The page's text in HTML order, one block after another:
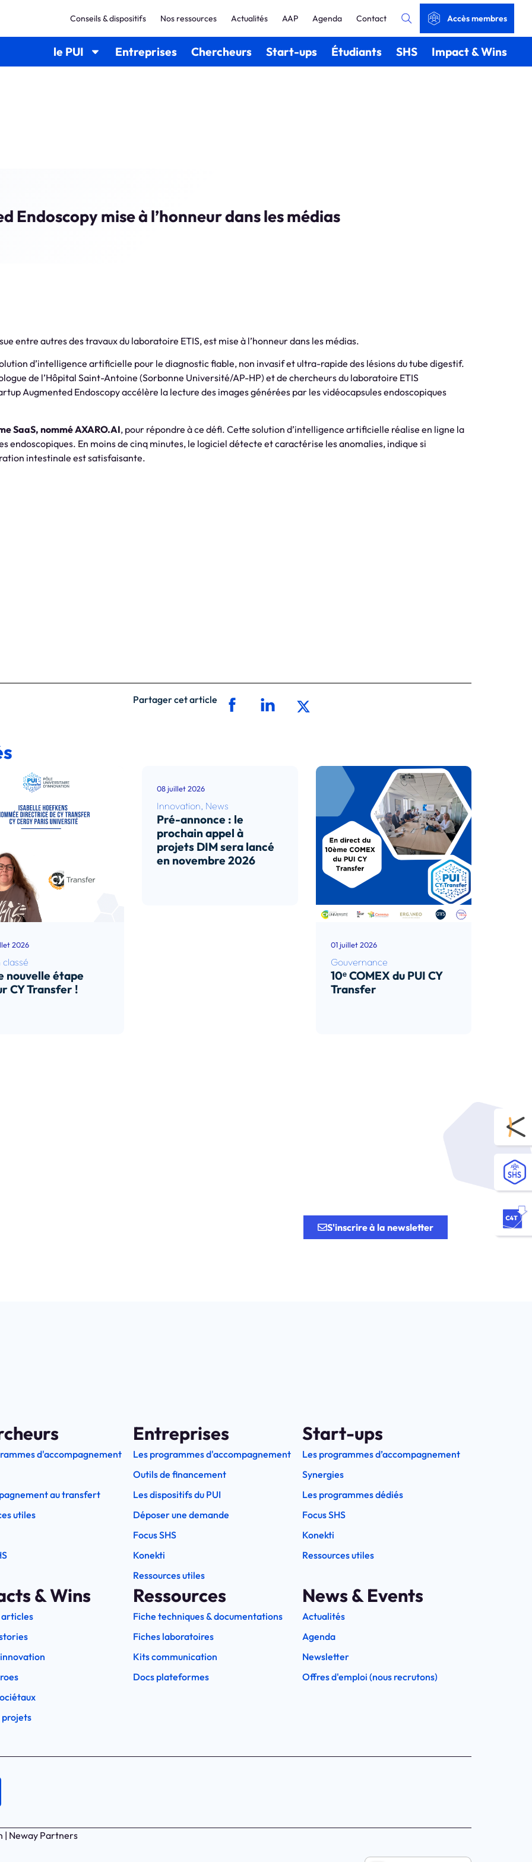
le PUI Entreprises Chercheurs Start-ups Étudiants SHS Impact & Wins
Conseils & dispositifs Nos ressources Actualités AAP Agenda Contact Accès membres
Endoscopy mise à l’honneur dans les médias
entre autres des travaux du laboratoire ETIS, est mise à l’honneur dans les médias.
d’intelligence artificielle pour le diagnostic fiable, non invasif et ultra-rapide des lésions du tube digestif.
de l’Hôpital Saint-Antoine (Sorbonne Université/AP-HP) et de chercheurs du laboratoire ETIS
Augmented Endoscopy accélère la lecture des images générées par les vidéocapsules endoscopiques
SaaS, nommé AXARO.AI, pour répondre à ce défi. Cette solution d’intelligence artificielle réalise en ligne la
endoscopiques. En moins de cinq minutes, le logiciel détecte et caractérise les anomalies, indique si
intestinale est satisfaisante.
Partager cet article
2026
classé
nouvelle étape
CY Transfer !
08 juillet 2026
Innovation, News
Pré-annonce : le
prochain appel à
projets DIM sera lancé
en novembre 2026
01 juillet 2026
Gouvernance
10ᵉ COMEX du PUI CY
Transfer
S'inscrire à la newsletter
d'accompagnement
au transfert
utiles
Entreprises
Les programmes d'accompagnement
Outils de financement
Les dispositifs du PUI
Déposer une demande
Focus SHS
Konekti
Ressources utiles
Start-ups
Les programmes d’accompagnement
Synergies
Les programmes dédiés
Focus SHS
Konekti
Ressources utiles
& Wins
articles
projets
Ressources
Fiche techniques & documentations
Fiches laboratoires
Kits communication
Docs plateformes
News & Events
Actualités
Agenda
Newsletter
Offres d'emploi (nous recrutons)
| Neway Partners